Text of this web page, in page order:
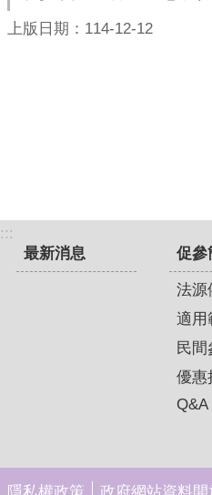
上版日期：114-12-12
:::
最新消息
促參
法源
適用
民間
優惠
Q&A